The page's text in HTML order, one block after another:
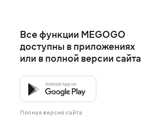
Все функции MEGOGO
доступны в приложениях
или в полной версии сайта
Полная версия сайта